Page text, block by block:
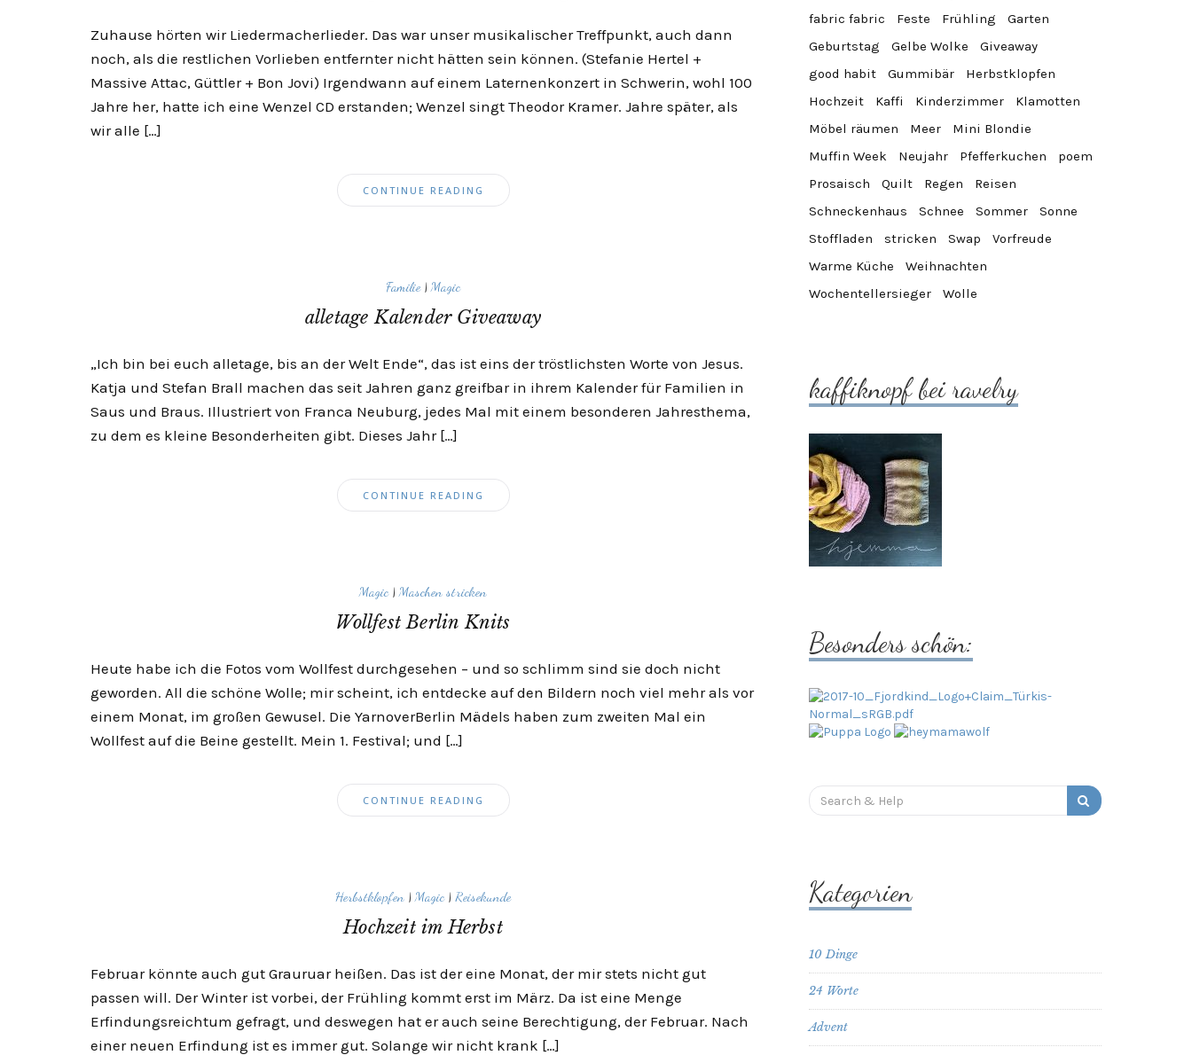
Zuhause hörten wir Liedermacherlieder. Das war unser musikalischer Treffpunkt, auch dann
noch, als die restlichen Vorlieben entfernter nicht hätten sein können. (Stefanie Hertel +
Massive Attac, Güttler + Bon Jovi) Irgendwann auf einem Laternenkonzert in Schwerin, wohl 100
Jahre her, hatte ich eine Wenzel CD erstanden; Wenzel singt Theodor Kramer. Jahre später, als
wir alle […]
CONTINUE READING
Familie| Magic
alletage Kalender Giveaway
„Ich bin bei euch alletage, bis an der Welt Ende“, das ist eins der tröstlichsten Worte von Jesus.
Katja und Stefan Brall machen das seit Jahren ganz greifbar in ihrem Kalender für Familien in
Saus und Braus. Illustriert von Franca Neuburg, jedes Mal mit einem besonderen Jahresthema,
zu dem es kleine Besonderheiten gibt. Dieses Jahr […]
CONTINUE READING
Magic| Maschen stricken
Wollfest Berlin Knits
Heute habe ich die Fotos vom Wollfest durchgesehen – und so schlimm sind sie doch nicht
geworden. All die schöne Wolle; mir scheint, ich entdecke auf den Bildern noch viel mehr als vor
einem Monat, im großen Gewusel. Die YarnoverBerlin Mädels haben zum zweiten Mal ein
Wollfest auf die Beine gestellt. Mein 1. Festival; und […]
CONTINUE READING
Herbstklopfen | Magic| Reisekunde
Hochzeit im Herbst
Februar könnte auch gut Grauruar heißen. Das ist der eine Monat, der mir stets nicht gut
passen will. Der Winter ist vorbei, der Frühling kommt erst im März. Da ist eine Menge
Erfindungsreichtum gefragt, und deswegen hat er auch seine Berechtigung, der Februar. Nach
einer neuen Erfindung ist es immer gut. Solange wir nicht krank […]
fabric fabric
Feste Frühling
Garten
Geburtstag
Gelbe Wolke
Giveaway
good habit
Gummibär
Herbstklopfen
Hochzeit
Kaffi Kinderzimmer
Klamotten
Möbel räumen
Meer
Mini Blondie
Muffin Week
Neujahr Pfefferkuchen
poem
Prosaisch
Quilt Regen
Reisen
Schneckenhaus
Schnee Sommer
Sonne
Stoffladen
stricken Swap
Vorfreude
Warme Küche
Weihnachten
Wochentellersieger
Wolle
kaffiknopf bei ravelry
Besonders schön:
Search
for:
Kategorien
10 Dinge
24 Worte
Advent